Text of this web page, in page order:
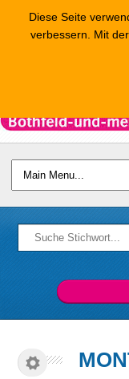
Diese Seite
verbessern. Mit